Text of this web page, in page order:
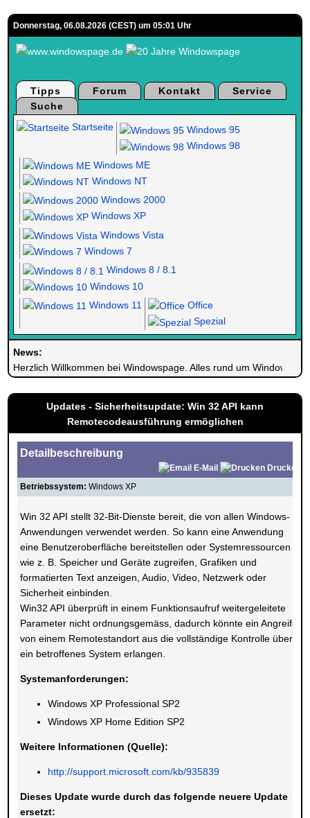
Donnerstag, 06.08.2026 (CEST) um 05:01 Uhr
Tipps Forum Kontakt
Service
Suche
Startseite
Windows 95
Windows 98
Windows ME
Windows NT
Windows 2000
Windows XP
Windows Vista
Windows 7
Windows 8 / 8.1
Windows 10
Windows 11
Office
Spezial
News:
Herzlich Willkommen bei Windowspage. Alles rund um Windows.
Updates - Sicherheitsupdate: Win 32 API kann
Remotecodeausführung ermöglichen
Detailbeschreibung
E-Mail
Drucken
Betriebssystem: Windows XP
Win 32 API stellt 32-Bit-Dienste bereit, die von allen Windows-
Anwendungen verwendet werden. So kann eine Anwendung
eine Benutzeroberfläche bereitstellen oder Systemressourcen
wie z. B. Speicher und Geräte zugreifen, Grafiken und
formatierten Text anzeigen, Audio, Video, Netzwerk oder
Sicherheit einbinden.
Win32 API überprüft in einem Funktionsaufruf weitergeleitete
Parameter nicht ordnungsgemäss, dadurch könnte ein Angreifer
von einem Remotestandort aus die vollständige Kontrolle über
ein betroffenes System erlangen.
Systemanforderungen:
Windows XP Professional SP2
Windows XP Home Edition SP2
Weitere Informationen (Quelle):
http://support.microsoft.com/kb/935839
Dieses Update wurde durch das folgende neuere Update
ersetzt: